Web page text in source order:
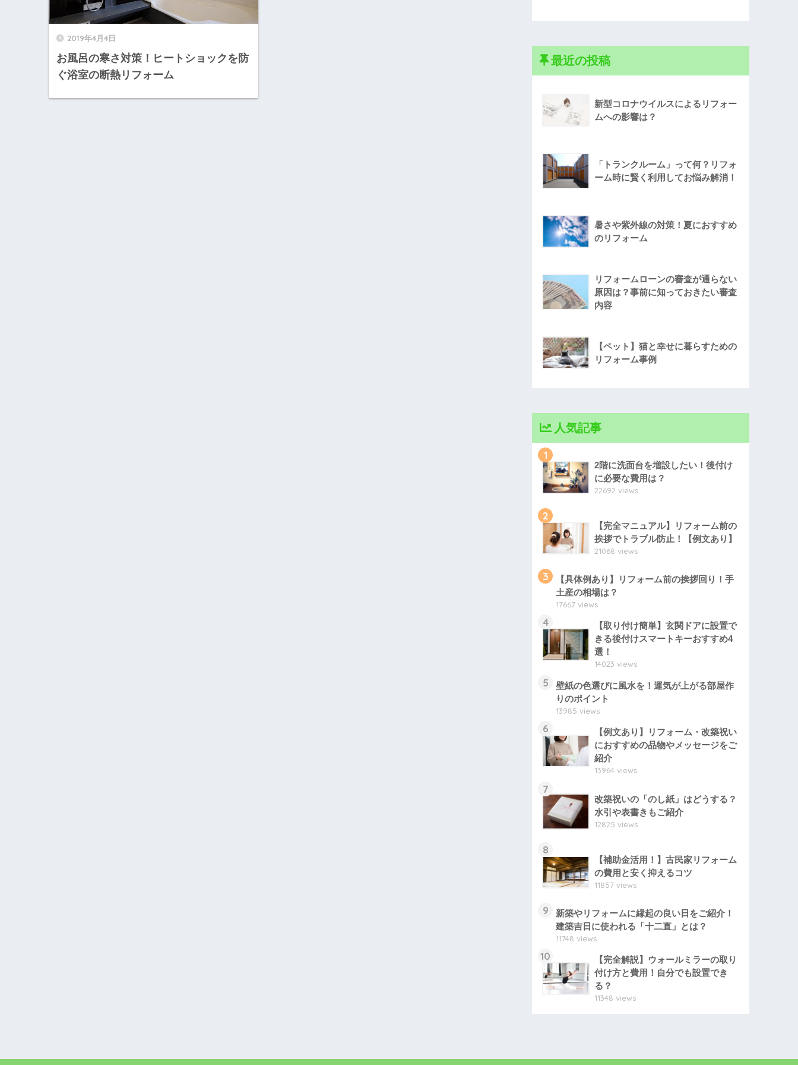
2019年4月4日
お風呂の寒さ対策！ヒートショックを防
ぐ浴室の断熱リフォーム
最近の投稿
新型コロナウイルスによるリフォー
ムへの影響は？
「トランクルーム」って何？リフォ
ーム時に賢く利用してお悩み解消！
暑さや紫外線の対策！夏におすすめ
のリフォーム
リフォームローンの審査が通らない
原因は？事前に知っておきたい審査
内容
【ペット】猫と幸せに暮らすための
リフォーム事例
人気記事
1
2階に洗面台を増設したい！後付け
に必要な費用は？
22692 views
2
【完全マニュアル】リフォーム前の
挨拶でトラブル防止！【例文あり】
21068 views
3
【具体例あり】リフォーム前の挨拶回り！手
土産の相場は？
17667 views
4
【取り付け簡単】玄関ドアに設置で
きる後付けスマートキーおすすめ4
選！
14023 views
5
壁紙の色選びに風水を！運気が上がる部屋作
りのポイント
13985 views
6
【例文あり】リフォーム・改築祝い
におすすめの品物やメッセージをご
紹介
13964 views
7
改築祝いの「のし紙」はどうする？
水引や表書きもご紹介
12825 views
8
【補助金活用！】古民家リフォーム
の費用と安く抑えるコツ
11857 views
9
新築やリフォームに縁起の良い日をご紹介！
建築吉日に使われる「十二直」とは？
11748 views
10
【完全解説】ウォールミラーの取り
付け方と費用！自分でも設置でき
る？
11348 views